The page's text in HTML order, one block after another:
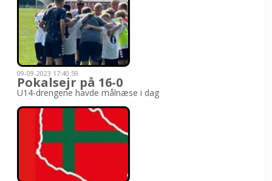
09-09-2023 17:40:59
Pokalsejr på 16-0
U14-drengene havde målnæse i dag